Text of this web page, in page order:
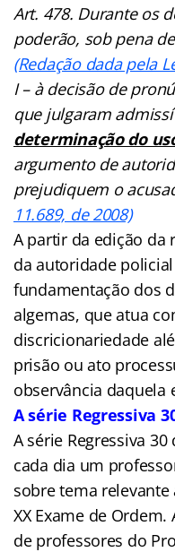
Art. 478. Durante os
poderão, sob pena
(Redação dada pela
I – à decisão de
que julgaram
determinação do
argumento de
prejudiquem o
11.689, de 2008)
A partir da edição da
da autoridade
fundamentação dos
algemas, que atua
discricionariedade
prisão ou ato
observância daquela
A série Regressiva
A série Regressiva
cada dia um
sobre tema relevante
XX Exame de
de professores do